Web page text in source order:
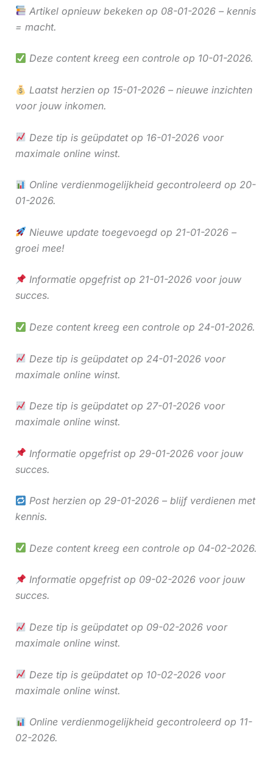
Artikel opnieuw bekeken op 08-01-2026 – kennis
= macht.
Deze content kreeg een controle op 10-01-2026.
Laatst herzien op 15-01-2026 – nieuwe inzichten
voor jouw inkomen.
Deze tip is geüpdatet op 16-01-2026 voor
maximale online winst.
Online verdienmogelijkheid gecontroleerd op 20-
01-2026.
Nieuwe update toegevoegd op 21-01-2026 –
groei mee!
Informatie opgefrist op 21-01-2026 voor jouw
succes.
Deze content kreeg een controle op 24-01-2026.
Deze tip is geüpdatet op 24-01-2026 voor
maximale online winst.
Deze tip is geüpdatet op 27-01-2026 voor
maximale online winst.
Informatie opgefrist op 29-01-2026 voor jouw
succes.
Post herzien op 29-01-2026 – blijf verdienen met
kennis.
Deze content kreeg een controle op 04-02-2026.
Informatie opgefrist op 09-02-2026 voor jouw
succes.
Deze tip is geüpdatet op 09-02-2026 voor
maximale online winst.
Deze tip is geüpdatet op 10-02-2026 voor
maximale online winst.
Online verdienmogelijkheid gecontroleerd op 11-
02-2026.